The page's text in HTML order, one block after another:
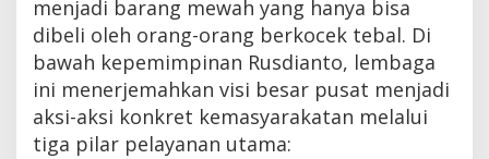
menjadi barang mewah yang hanya bisa
dibeli oleh orang-orang berkocek tebal. Di
bawah kepemimpinan Rusdianto, lembaga
ini menerjemahkan visi besar pusat menjadi
aksi-aksi konkret kemasyarakatan melalui
tiga pilar pelayanan utama: